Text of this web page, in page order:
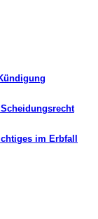
im Erbfall